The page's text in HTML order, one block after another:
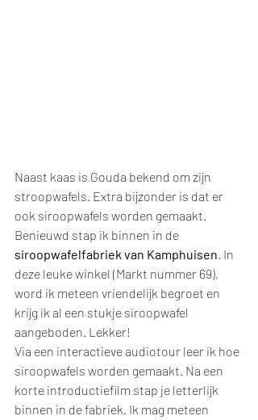
Naast kaas is Gouda bekend om zijn
stroopwafels. Extra bijzonder is dat er
ook siroopwafels worden gemaakt.
Benieuwd stap ik binnen in de
siroopwafelfabriek van Kamphuisen. In
deze leuke winkel (Markt nummer 69),
word ik meteen vriendelijk begroet en
krijg ik al een stukje siroopwafel
aangeboden. Lekker!
Via een interactieve audiotour leer ik hoe
siroopwafels worden gemaakt. Na een
korte introductiefilm stap je letterlijk
binnen in de fabriek. Ik mag meteen